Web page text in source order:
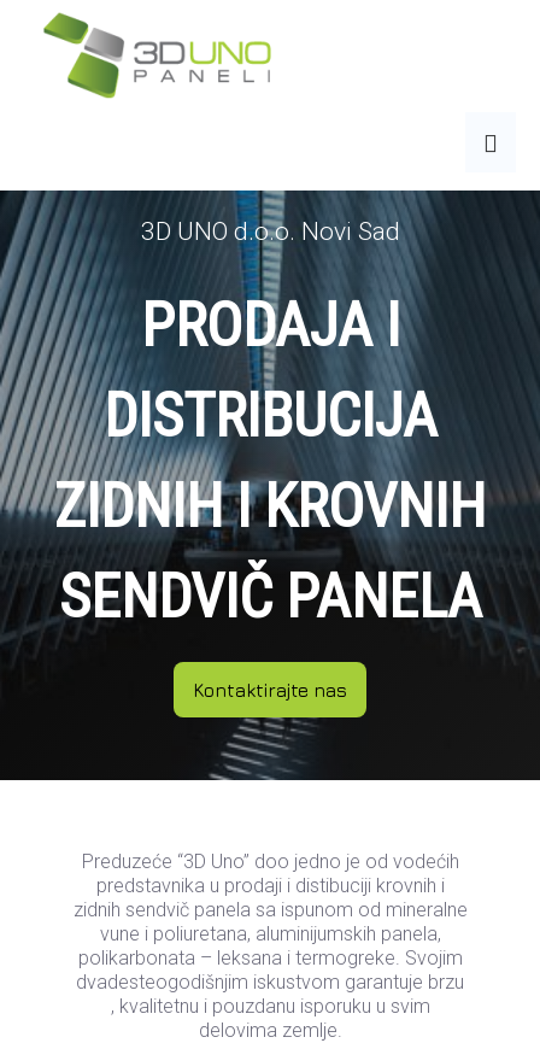
3D UNO d.o.o. Novi Sad
PRODAJA I
DISTRIBUCIJA
ZIDNIH I KROVNIH
SENDVIČ PANELA
Kontaktirajte nas
Preduzeće “3D Uno” doo jedno je od vodećih
predstavnika u prodaji i distibuciji krovnih i
zidnih sendvič panela sa ispunom od mineralne
vune i poliuretana, aluminijumskih panela,
polikarbonata – leksana i termogreke. Svojim
dvadesteogodišnjim iskustvom garantuje brzu
, kvalitetnu i pouzdanu isporuku u svim
delovima zemlje.